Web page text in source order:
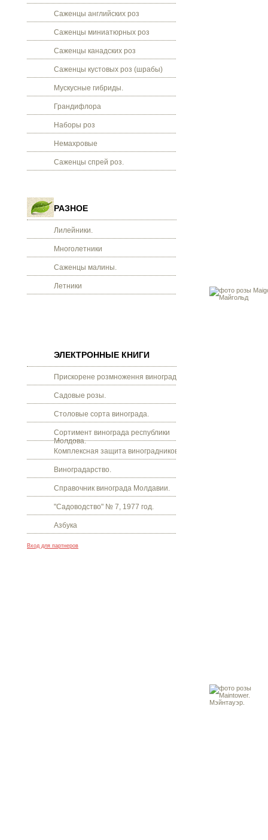
Саженцы английских роз
Саженцы миниатюрных роз
Саженцы канадских роз
Саженцы кустовых роз (шрабы)
Мускусные гибриды.
Грандифлора
Наборы роз
Немахровые
Саженцы спрей роз.
РАЗНОЕ
Лилейники.
Многолетники
Саженцы малины.
Летники
ЭЛЕКТРОННЫЕ КНИГИ
Прискорене розмноження винограду.
Садовые розы.
Столовые сорта винограда.
Сортимент винограда республики
Молдова.
Комплексная защита виноградников.
Виноградарство.
Справочник винограда Молдавии.
"Садоводство" № 7, 1977 год.
Азбука
Вход для партнеров